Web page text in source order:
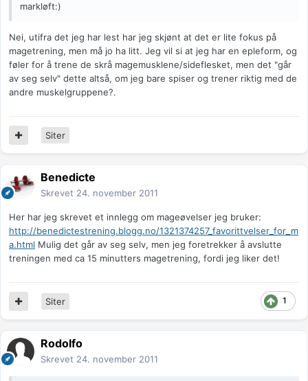
markløft:)
Nei, utifra det jeg har lest har jeg skjønt at det er lite fokus på
magetrening, men må jo ha litt. Jeg vil si at jeg har en epleform, og
føler for å trene de skrå magemusklene/sideflesket, men det "går
av seg selv" dette altså, om jeg bare spiser og trener riktig med de
andre muskelgruppene?.
Siter
Benedicte
Skrevet 24. november 2011
Her har jeg skrevet et innlegg om mageøvelser jeg bruker:
http://benedictestrening.blogg.no/1321374257_favorittvelser_for_m
a.html Mulig det går av seg selv, men jeg foretrekker å avslutte
treningen med ca 15 minutters magetrening, fordi jeg liker det!
1
Siter
Rodolfo
Skrevet 24. november 2011